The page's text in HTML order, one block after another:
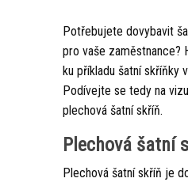
Potřebujete dovybavit
pro vaše zaměstnance?
ku příkladu šatní skříňky
Podívejte se tedy na
plechová šatní skříň.
Plechová šatní
Plechová šatní skříň je